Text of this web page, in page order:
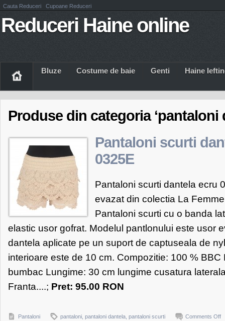
Cauta Reduceri Cupoane Reduceri
Reduceri Haine online
Bluze Costume de baie Genti Haine
Produse din categoria ‘pantaloni
Pantaloni scurti
0325E
Pantaloni scurti dantela ecru
evazat din colectia La
Pantaloni scurti cu o banda
elastic usor gofrat. Modelul pantlonului este usor
dantela aplicate pe un suport de captuseala de
interioare este de 10 cm. Compozitie: 100 % BBC
bumbac Lungime: 30 cm lungime cusatura
Franta....; Pret: 95.00 RON
Pantaloni pantaloni pantaloni dantela pantaloni scurti Comments Off